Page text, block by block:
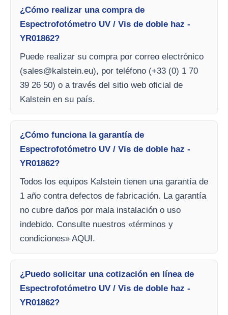
¿Cómo realizar una compra de
Espectrofotómetro UV / Vis de doble haz -
YR01862?
Puede realizar su compra por correo electrónico
(sales@kalstein.eu), por teléfono (+33 (0) 1 70
39 26 50) o a través del sitio web oficial de
Kalstein en su país.
¿Cómo funciona la garantía de
Espectrofotómetro UV / Vis de doble haz -
YR01862?
Todos los equipos Kalstein tienen una garantía de
1 año contra defectos de fabricación. La garantía
no cubre daños por mala instalación o uso
indebido. Consulte nuestros «términos y
condiciones» AQUI.
¿Puedo solicitar una cotización en línea de
Espectrofotómetro UV / Vis de doble haz -
YR01862?